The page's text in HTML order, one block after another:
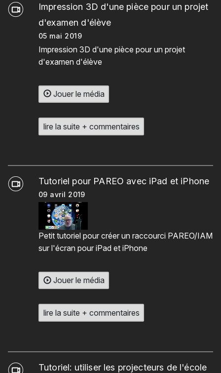
Impression 3D d'une pièce pour un projet
d'examen d'élève
05 mai 2019
Impression 3D d'une pièce pour un projet
d'examen d'élève
Jouer le média
lire la suite + commentaires
Tutoriel pour PAREO avec iPad et iPhone
09 avril 2019
Petit tutoriel pour créer un raccourci PAREO/IAM
sur l'écran pour iPad et iPhone
Jouer le média
lire la suite + commentaires
Tutoriel: utiliser les projecteurs de l'école